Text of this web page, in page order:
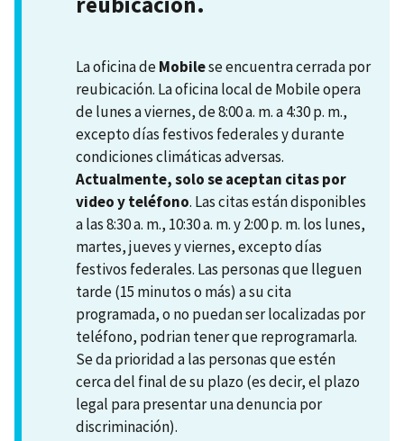
La oficina deMobilese encuentra cerrada por
reubicación. La oficina local de Mobile opera
de lunes a viernes, de 8:00 a. m. a 4:30 p. m.,
excepto días festivos federales y durante
condiciones climáticas adversas.
Actualmente, solo se aceptan citas por
video y teléfono. Las citas están disponibles
a las 8:30 a. m., 10:30 a. m. y 2:00 p. m. los lunes,
martes, jueves y viernes, excepto días
festivos federales. Las personas que lleguen
tarde (15 minutos o más) a su cita
programada, o no puedan ser localizadas por
teléfono, podrian tener que reprogramarla.
Se da prioridad a las personas que estén
cerca del final de su plazo (es decir, el plazo
legal para presentar una denuncia por
discriminación).